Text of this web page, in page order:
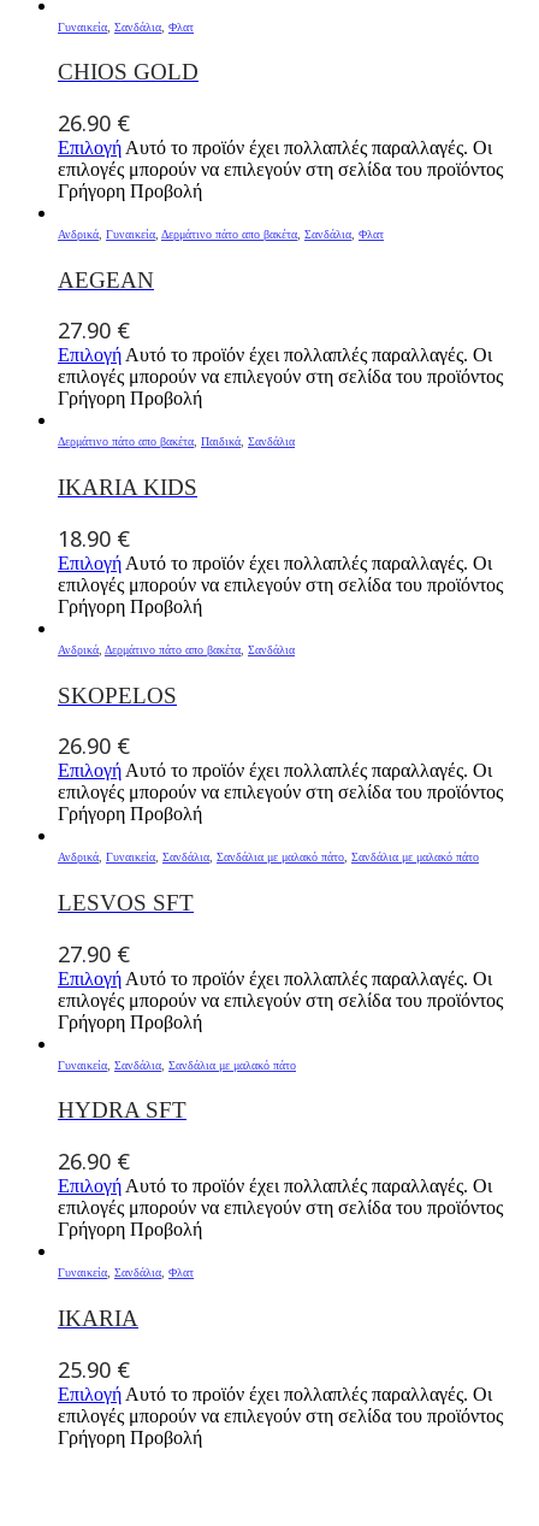
Γυναικεία Σανδάλια Φλατ
CHIOS GOLD
26.90 €
Επιλογή Αυτό το προϊόν έχει πολλαπλές παραλλαγές. Οι
επιλογές μπορούν να επιλεγούν στη σελίδα του προϊόντος
Γρήγορη Προβολή
Ανδρικά Γυναικεία Δερμάτινο πάτο απο βακέτα Σανδάλια Φλατ
AEGEAN
27.90 €
ΕπιλογήΑυτό το προϊόν έχει πολλαπλές παραλλαγές. Οι
επιλογές μπορούν να επιλεγούν στη σελίδα του προϊόντος
Γρήγορη Προβολή
Δερμάτινο πάτο απο βακέτα, Παιδικά, Σανδάλια
IKARIA KIDS
18.90 €
Επιλογή Αυτό το προϊόν έχει πολλαπλές παραλλαγές. Οι
επιλογές μπορούν να επιλεγούν στη σελίδα του προϊόντος
Γρήγορη Προβολή
Ανδρικά Δερμάτινο πάτο απο βακέτα Σανδάλια
SKOPELOS
26.90 €
Επιλογή Αυτό το προϊόν έχει πολλαπλές παραλλαγές. Οι
επιλογές μπορούν να επιλεγούν στη σελίδα του προϊόντος
Γρήγορη Προβολή
Ανδρικά, Γυναικεία, Σανδάλια, Σανδάλια με μαλακό πάτο, Σανδάλια με μαλακό πάτο
LESVOS SFT
27.90 €
Επιλογή Αυτό το προϊόν έχει πολλαπλές παραλλαγές. Οι
επιλογές μπορούν να επιλεγούν στη σελίδα του προϊόντος
Γρήγορη Προβολή
Γυναικεία Σανδάλια Σανδάλια με μαλακό πάτο
HYDRA SFT
26.90 €
Επιλογή Αυτό το προϊόν έχει πολλαπλές παραλλαγές. Οι
επιλογές μπορούν να επιλεγούν στη σελίδα του προϊόντος
Γρήγορη Προβολή
Γυναικεία Σανδάλια Φλατ
IKARIA
25.90 €
Επιλογή Αυτό το προϊόν έχει πολλαπλές παραλλαγές. Οι
επιλογές μπορούν να επιλεγούν στη σελίδα του προϊόντος
Γρήγορη Προβολή